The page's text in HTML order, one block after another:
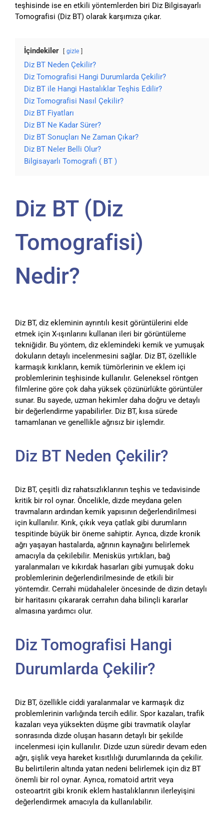
teşhisinde ise en etkili yöntemlerden biri Diz Bilgisayarlı
Tomografisi (Diz BT) olarak karşımıza çıkar.
İçindekiler gizle
Diz BT Neden Çekilir?
Diz Tomografisi Hangi Durumlarda Çekilir?
Diz BT ile Hangi Hastalıklar Teşhis Edilir?
Diz Tomografisi Nasıl Çekilir?
Diz BT Fiyatları
Diz BT Ne Kadar Sürer?
Diz BT Sonuçları Ne Zaman Çıkar?
Diz BT Neler Belli Olur?
Bilgisayarlı Tomografi ( BT )
Diz BT (Diz
Tomografisi)
Nedir?
Diz BT, diz ekleminin ayrıntılı kesit görüntülerini elde
etmek için X-ışınlarını kullanan ileri bir görüntüleme
tekniğidir. Bu yöntem, diz eklemindeki kemik ve yumuşak
dokuların detaylı incelenmesini sağlar. Diz BT, özellikle
karmaşık kırıkların, kemik tümörlerinin ve eklem içi
problemlerinin teşhisinde kullanılır. Geleneksel röntgen
filmlerine göre çok daha yüksek çözünürlükte görüntüler
sunar. Bu sayede, uzman hekimler daha doğru ve detaylı
bir değerlendirme yapabilirler. Diz BT, kısa sürede
tamamlanan ve genellikle ağrısız bir işlemdir.
Diz BT Neden Çekilir?
Diz BT, çeşitli diz rahatsızlıklarının teşhis ve tedavisinde
kritik bir rol oynar. Öncelikle, dizde meydana gelen
travmaların ardından kemik yapısının değerlendirilmesi
için kullanılır. Kırık, çıkık veya çatlak gibi durumların
tespitinde büyük bir öneme sahiptir. Ayrıca, dizde kronik
ağrı yaşayan hastalarda, ağrının kaynağını belirlemek
amacıyla da çekilebilir. Menisküs yırtıkları, bağ
yaralanmaları ve kıkırdak hasarları gibi yumuşak doku
problemlerinin değerlendirilmesinde de etkili bir
yöntemdir. Cerrahi müdahaleler öncesinde de dizin detaylı
bir haritasını çıkararak cerrahın daha bilinçli kararlar
almasına yardımcı olur.
Diz Tomografisi Hangi
Durumlarda Çekilir?
Diz BT, özellikle ciddi yaralanmalar ve karmaşık diz
problemlerinin varlığında tercih edilir. Spor kazaları, trafik
kazaları veya yüksekten düşme gibi travmatik olaylar
sonrasında dizde oluşan hasarın detaylı bir şekilde
incelenmesi için kullanılır. Dizde uzun süredir devam eden
ağrı, şişlik veya hareket kısıtlılığı durumlarında da çekilir.
Bu belirtilerin altında yatan nedeni belirlemek için diz BT
önemli bir rol oynar. Ayrıca, romatoid artrit veya
osteoartrit gibi kronik eklem hastalıklarının ilerleyişini
değerlendirmek amacıyla da kullanılabilir.